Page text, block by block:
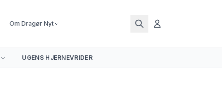
Om Dragør Nyt
UGENS HJERNEVRIDER